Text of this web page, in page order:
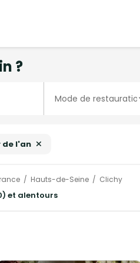
?
de l'an
Hauts-de-Seine Clichy
et alentours